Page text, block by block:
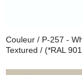
Couleur / P-257 -
Textured / (*RAL